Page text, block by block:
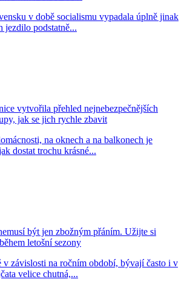
v době socialismu vypadala úplně jinak
jezdilo podstatně...
vytvořila přehled nejnebezpečnějších
jak se jich rychle zbavit
na oknech a na balkonech je
dostat trochu krásné...
být jen zbožným přáním. Užijte si
letošní sezony
v závislosti na ročním období, bývají často i v
velice chutná,...